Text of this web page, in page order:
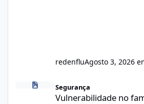
redenfluAgosto 3, 2026
Vulnerabilidade no famoso VOX
Segurança
Vulnerabilidade no